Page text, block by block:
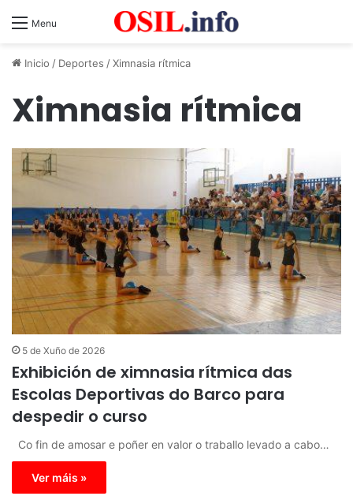
Menu
Inicio / Deportes /Ximnasia rítmica
Ximnasia rítmica
5 de Xuño de 2026
Exhibición de ximnasia rítmica das
Escolas Deportivas do Barco para
despedir o curso
Co fin de amosar e poñer en valor o traballo levado a cabo…
Ver máis »